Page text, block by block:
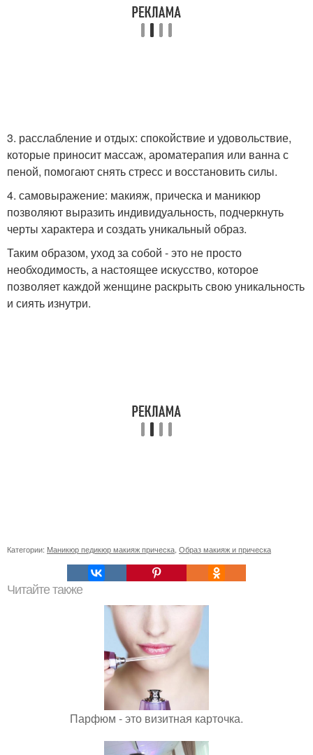
3. расслабление и отдых: спокойствие и удовольствие,
которые приносит массаж, ароматерапия или ванна с
пеной, помогают снять стресс и восстановить силы.
4. самовыражение: макияж, прическа и маникюр
позволяют выразить индивидуальность, подчеркнуть
черты характера и создать уникальный образ.
Таким образом, уход за собой - это не просто
необходимость, а настоящее искусство, которое
позволяет каждой женщине раскрыть свою уникальность
и сиять изнутри.
Категории: Маникюр педикюр макияж прическа Образ макияж и прическа
Читайте также
Парфюм - это визитная карточка.